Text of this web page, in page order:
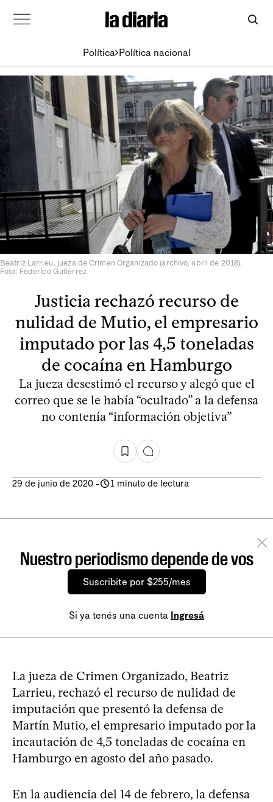
Política Política nacional
Beatriz Larrieu, jueza de Crimen Organizado (archivo, abril de 2018).
Foto: Federico Gutiérrez
Justicia rechazó recurso de
nulidad de Mutio, el empresario
imputado por las 4,5 toneladas
de cocaína en Hamburgo
La jueza desestimó el recurso y alegó que el
correo que se le había “ocultado” a la defensa
no contenía “información objetiva”
29 de junio de 2020 - 1 minuto de lectura
Nuestro periodismo depende de vos
Suscribite por $255/mes
Si ya tenés una cuenta Ingresá
La jueza de Crimen Organizado, Beatriz
Larrieu, rechazó el recurso de nulidad de
imputación que presentó la defensa de
Martín Mutio, el empresario imputado por la
incautación de 4,5 toneladas de cocaína en
Hamburgo en agosto del año pasado.
En la audiencia del 14 de febrero, la defensa